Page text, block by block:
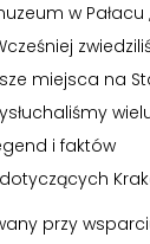
w Pałacu
miejsca na
i faktów
przy